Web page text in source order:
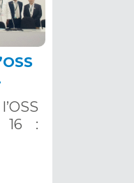
16 :